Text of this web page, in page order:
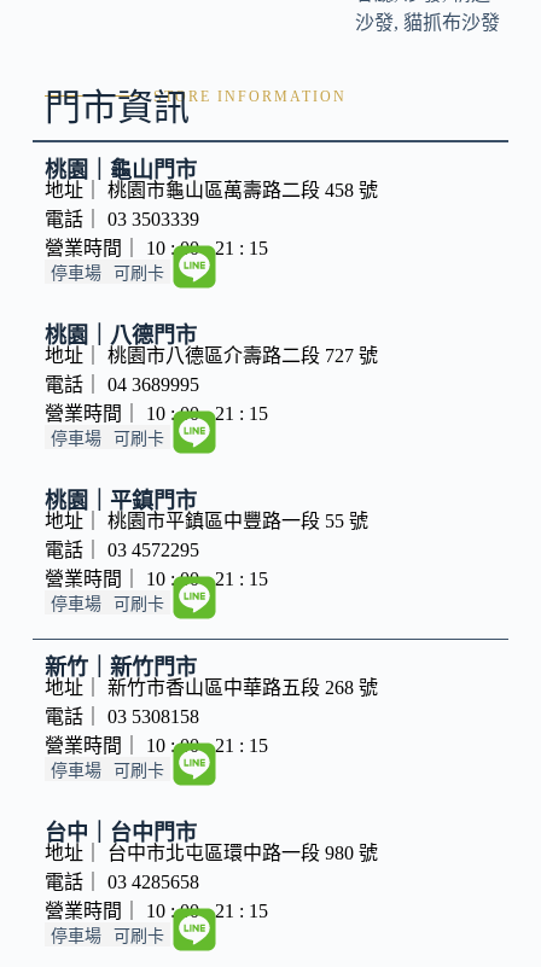
沙發, 貓抓布沙發
STORE INFORMATION
門市資訊
桃園｜龜山門市
地址｜ 桃園市龜山區萬壽路二段 458 號
電話｜ 03 3503339
營業時間｜ 10 : 00 - 21 : 15
停車場 可刷卡
桃園｜八德門市
地址｜ 桃園市八德區介壽路二段 727 號
電話｜ 04 3689995
營業時間｜ 10 : 00 - 21 : 15
停車場 可刷卡
桃園｜平鎮門市
地址｜ 桃園市平鎮區中豐路一段 55 號
電話｜ 03 4572295
營業時間｜ 10 : 00 - 21 : 15
停車場 可刷卡
新竹｜新竹門市
地址｜ 新竹市香山區中華路五段 268 號
電話｜ 03 5308158
營業時間｜ 10 : 00 - 21 : 15
停車場 可刷卡
台中｜台中門市
地址｜ 台中市北屯區環中路一段 980 號
電話｜ 03 4285658
營業時間｜ 10 : 00 - 21 : 15
停車場 可刷卡